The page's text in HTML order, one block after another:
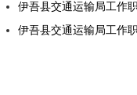
伊吾县交通运输局工作
伊吾县交通运输局工作